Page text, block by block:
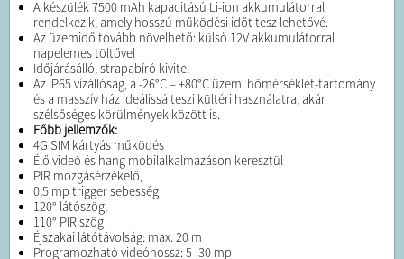
A készülék 7500 mAh kapacitású Li-ion akkumulátorral
rendelkezik, amely hosszú működési időt tesz lehetővé.
Az üzemidő tovább növelhető: külső 12V akkumulátorral
napelemes töltővel
Időjárásálló, strapabíró kivitel
Az IP65 vízállóság, a -26°C – +80°C üzemi hőmérséklet-tartomány
és a masszív ház ideálissá teszi kültéri használatra, akár
szélsőséges körülmények között is.
Főbb jellemzők:
4G SIM kártyás működés
Élő videó és hang mobilalkalmazáson keresztül
PIR mozgásérzékelő,
0,5 mp trigger sebesség
120° látószög,
110° PIR szög
Éjszakai látótávolság: max. 20 m
Programozható videóhossz: 5–30 mp